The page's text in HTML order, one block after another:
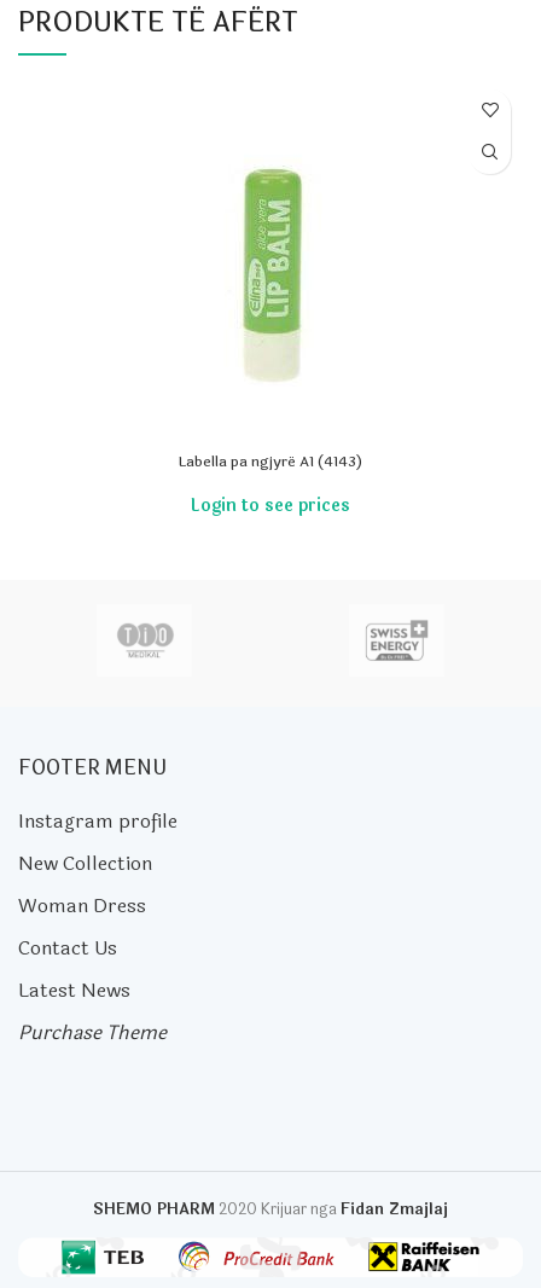
PRODUKTE TË AFËRT
Labella pa ngjyrë A1 (4143)
FOOTER MENU
Instagram profile
New Collection
Woman Dress
Contact Us
Latest News
Purchase Theme
SHEMO PHARM 2020 Krijuar ngaFidan Zmajlaj